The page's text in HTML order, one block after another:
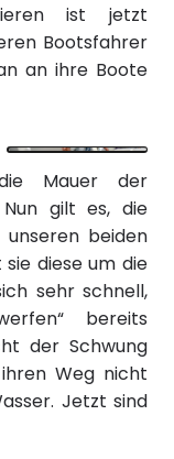
ist jetzt
Bootsfahrer
an ihre Boote
Mauer der
gilt es, die
unseren beiden
diese um die
sehr schnell,
bereits
der Schwung
Weg nicht
Jetzt sind